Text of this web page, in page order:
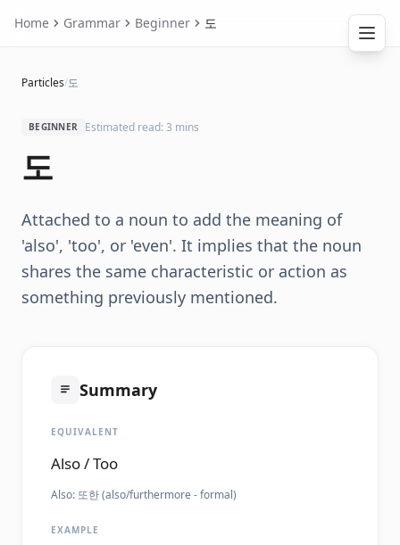
Home Grammar Beginner 도
Particles/도
BEGINNER Estimated read: 3 mins
도
Attached to a noun to add the meaning of
'also', 'too', or 'even'. It implies that the noun
shares the same characteristic or action as
something previously mentioned.
Summary
EQUIVALENT
Also / Too
Also: 또한 (also/furthermore - formal)
EXAMPLE